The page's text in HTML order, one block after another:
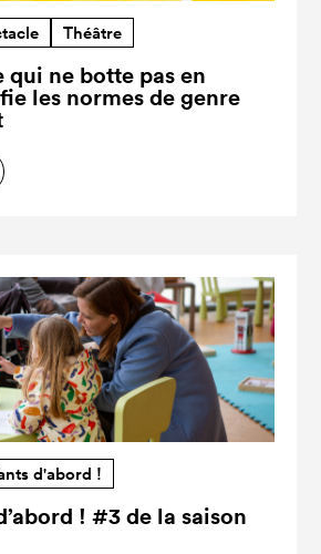
Théâtre
qui ne botte pas en
les normes de genre
d'abord !
! #3 de la saison